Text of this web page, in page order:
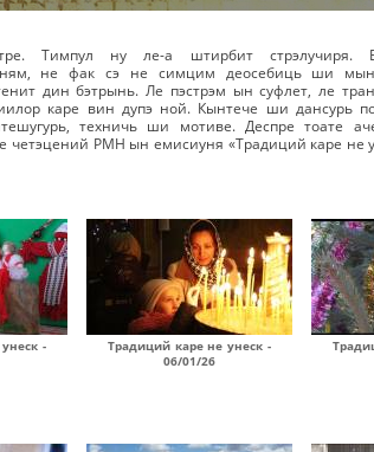
Тимпул ну ле-а штирбит стрэлучиря.
ням, не фак сэ не симцим деосебиць ши
дин бэтрынь. Ле пэстрэм ын суфлет, ле
каре вин дупэ ной. Кынтече ши дансурь
техничь ши мотиве. Деспре тоате
четэцений РМН ын емисиуня «Традиций каре не
-
Традиций каре не унеск -
06/01/26